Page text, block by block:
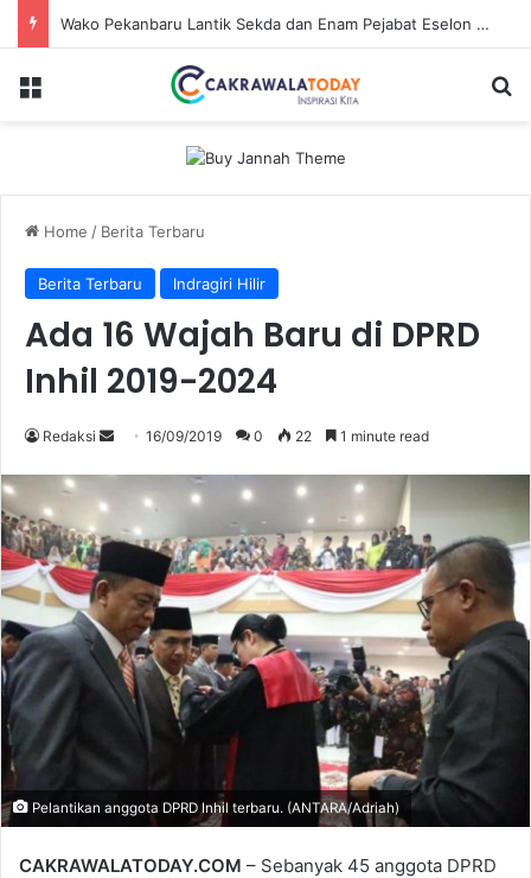
Wako Pekanbaru Lantik Sekda dan Enam Pejabat Eselon Lainnya
Menu
Home / Berita Terbaru
Berita Terbaru Indragiri Hilir
Ada 16 Wajah Baru di DPRD
Inhil 2019-2024
Redaksi
Send
email
16/09/2019 0 22 1 minute read
Pelantikan anggota DPRD Inhil terbaru. (ANTARA/Adriah)
CAKRAWALATODAY.COM – Sebanyak 45 anggota DPRD